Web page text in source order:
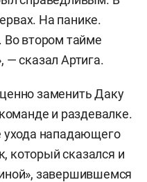
На панике.
Во втором тайме
— сказал Артига.
заменить Даку
и раздевалке.
ухода нападающего
который сказался и
завершившемся